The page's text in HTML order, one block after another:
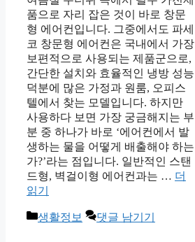
품으로 자리 잡은 것이 바로 창문
형 에어컨입니다. 그중에서도 파세
코 창문형 에어컨은 국내에서 가장
보편적으로 사용되는 제품군으로,
간단한 설치와 효율적인 냉방 성능
덕분에 많은 가정과 원룸, 오피스
텔에서 찾는 모델입니다. 하지만
사용하다 보면 가장 궁금해지는 부
분 중 하나가 바로 ‘에어컨에서 발
생하는 물을 어떻게 배출해야 하는
가?’라는 점입니다. 일반적인 스탠
드형, 벽걸이형 에어컨과는 … 더
읽기
카
생활정보 댓글 남기기